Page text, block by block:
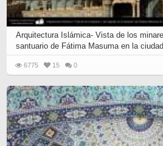
Arquitectura Islámica- Vista de los
santuario de Fátima Masuma en la
6775 15 0